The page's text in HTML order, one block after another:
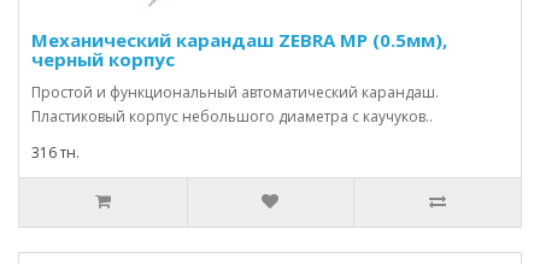
Механический карандаш ZEBRA МР (0.5мм),
черный корпус
Простой и функциональный автоматический карандаш.
Пластиковый корпус небольшого диаметра с каучуков..
316 тн.